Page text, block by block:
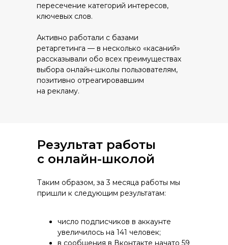
пересечение категорий интересов,
ключевых слов.
Активно работали с базами
ретаргетинга — в несколько «касаний»
рассказывали обо всех преимуществах
выбора онлайн-школы пользователям,
позитивно отреагировавшим
на рекламу.
Результат работы
с онлайн-школой
Таким образом, за 3 месяца работы мы
пришли к следующим результатам:
число подписчиков в аккаунте
увеличилось на 141 человек;
в сообщения в Вконтакте начато 59